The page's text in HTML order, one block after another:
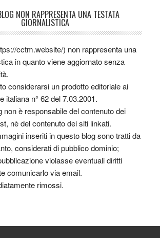
NON RAPPRESENTA UNA TESTATA
GIORNALISTICA
cctm.website/) non rappresenta una
in quanto viene aggiornato senza
considerarsi un prodotto editoriale ai
italiana n° 62 del 7.03.2001.
non è responsabile del contenuto dei
nè del contenuto dei siti linkati.
inseriti in questo blog sono tratti da
considerati di pubblico dominio;
violasse eventuali diritti
comunicarlo via email.
rimossi.